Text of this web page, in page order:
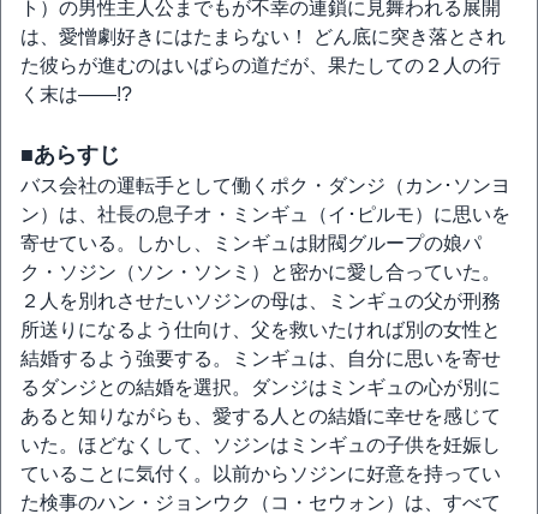
ト）の男性主人公までもが不幸の連鎖に見舞われる展開
は、愛憎劇好きにはたまらない！ どん底に突き落とされ
た彼らが進むのはいばらの道だが、果たしての２人の行
く末は――!?
■あらすじ
バス会社の運転手として働くポク・ダンジ（カン･ソンヨ
ン）は、社長の息子オ・ミンギュ（イ･ピルモ）に思いを
寄せている。しかし、ミンギュは財閥グループの娘パ
ク・ソジン（ソン・ソンミ）と密かに愛し合っていた。
２人を別れさせたいソジンの母は、ミンギュの父が刑務
所送りになるよう仕向け、父を救いたければ別の女性と
結婚するよう強要する。ミンギュは、自分に思いを寄せ
るダンジとの結婚を選択。ダンジはミンギュの心が別に
あると知りながらも、愛する人との結婚に幸せを感じて
いた。ほどなくして、ソジンはミンギュの子供を妊娠し
ていることに気付く。以前からソジンに好意を持ってい
た検事のハン・ジョンウク（コ・セウォン）は、すべて